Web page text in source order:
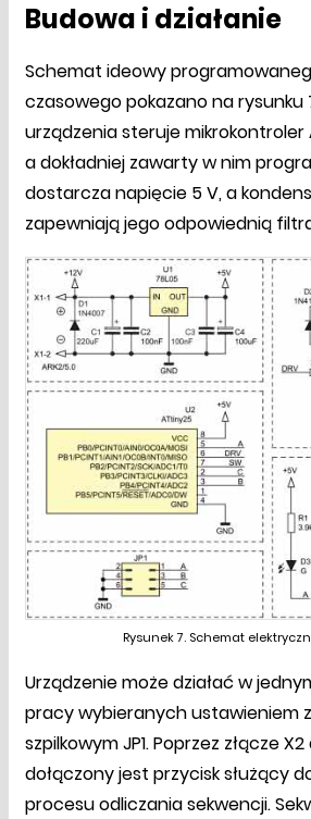
Budowa i działanie
Schemat ideowy
czasowego pokazano na rysunku
urządzenia steruje mikrokontroler
a dokładniej zawarty w nim
dostarcza napięcie 5 V, a
zapewniają jego odpowiednią
Rysunek 7. Schemat
Urządzenie może działać w
pracy wybieranych ustawieniem
szpilkowym JP1. Poprzez złącze
dołączony jest przycisk służący
procesu odliczania sekwencji.